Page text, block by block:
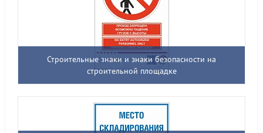
Строительные знаки и знаки безопасности на
строительной площадке